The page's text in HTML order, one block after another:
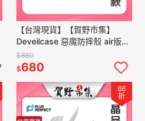
【台灣現貨】【賀野市集】
Deveilcase 惡魔防摔殼 air版
iPhone14/Pro/Max 惡魔手機殼
SGS
$880
$680
66
折